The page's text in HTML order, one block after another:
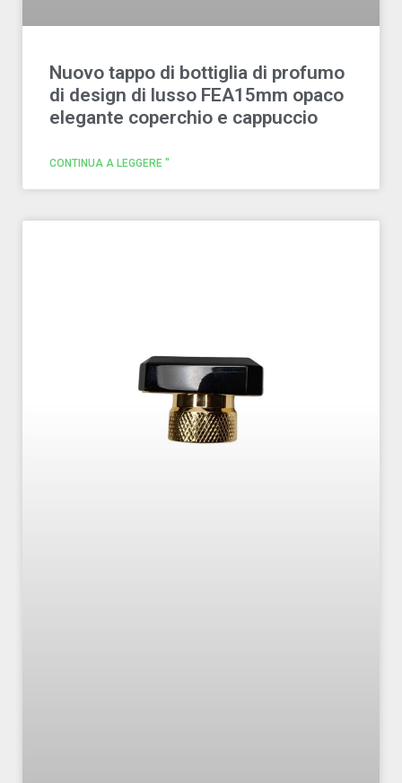
Nuovo tappo di bottiglia di profumo
di design di lusso FEA15mm opaco
elegante coperchio e cappuccio
CONTINUA A LEGGERE "